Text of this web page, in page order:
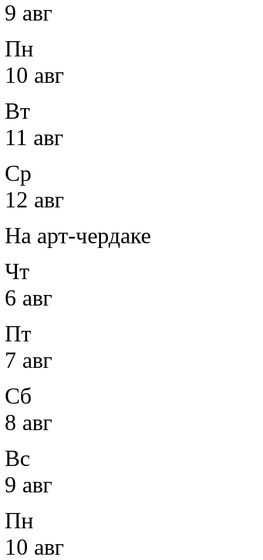
9 авг
Пн
10 авг
Вт
11 авг
Ср
12 авг
На арт-чердаке
Чт
6 авг
Пт
7 авг
Сб
8 авг
Вс
9 авг
Пн
10 авг